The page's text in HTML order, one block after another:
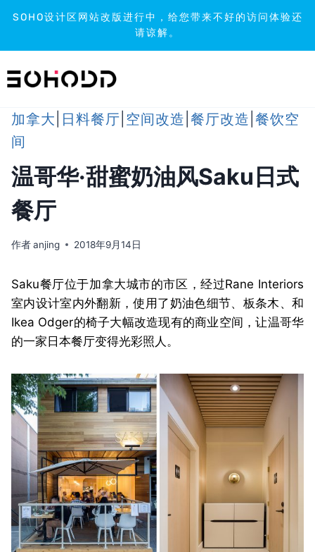
SOHO设计区网站改版进行中，给您带来不好的访问体验还
请谅解。
到
加拿大 日料餐厅 空间改造 餐厅改造 餐饮空
间
温哥华·甜蜜奶油风Saku日式
餐厅
作者anjing 2018年9月14日
Saku餐厅位于加拿大城市的市区，经过Rane Interiors
室内设计室内外翻新，使用了奶油色细节、板条木、和
Ikea Odger的椅子大幅改造现有的商业空间，让温哥华
的一家日本餐厅变得光彩照人。